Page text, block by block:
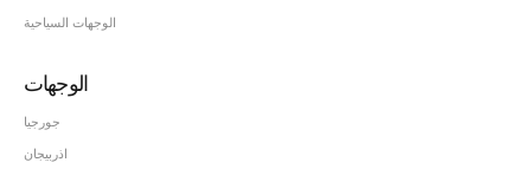
الوجهات السياحية
الوجهات
جورجيا
اذربيجان